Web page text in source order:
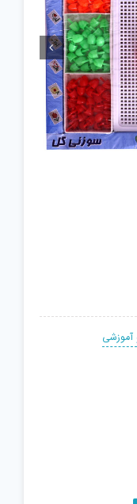
